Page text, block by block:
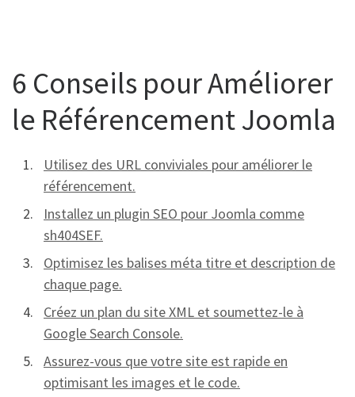
6 Conseils pour Améliorer
le Référencement Joomla
Utilisez des URL conviviales pour améliorer le
référencement.
Installez un plugin SEO pour Joomla comme
sh404SEF.
Optimisez les balises méta titre et description de
chaque page.
Créez un plan du site XML et soumettez-le à
Google Search Console.
Assurez-vous que votre site est rapide en
optimisant les images et le code.